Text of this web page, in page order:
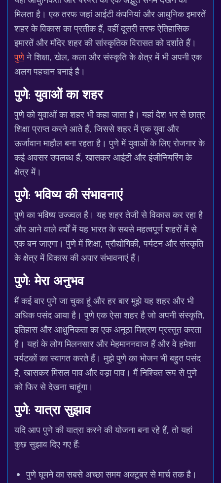
मिलता है। एक तरफ जहां आईटी कंपनियां और आधुनिक इमारतें
शहर के विकास का प्रतीक हैं, वहीं दूसरी तरफ ऐतिहासिक
इमारतें और मंदिर शहर की सांस्कृतिक विरासत को दर्शाते हैं।
पुणेने शिक्षा, खेल, कला और संस्कृति के क्षेत्र में भी अपनी एक
अलग पहचान बनाई है।
पुणे: युवाओं का शहर
पुणे को युवाओं का शहर भी कहा जाता है। यहां देश भर से छात्र
शिक्षा प्राप्त करने आते हैं, जिससे शहर में एक युवा और
ऊर्जावान माहौल बना रहता है। पुणे में युवाओं के लिए रोजगार के
कई अवसर उपलब्ध हैं, खासकर आईटी और इंजीनियरिंग के
क्षेत्र में।
पुणे: भविष्य की संभावनाएं
पुणे का भविष्य उज्ज्वल है। यह शहर तेजी से विकास कर रहा है
और आने वाले वर्षों में यह भारत के सबसे महत्वपूर्ण शहरों में से
एक बन जाएगा। पुणे में शिक्षा, प्रौद्योगिकी, पर्यटन और संस्कृति
के क्षेत्र में विकास की अपार संभावनाएं हैं।
पुणे: मेरा अनुभव
मैं कई बार पुणे जा चुका हूं और हर बार मुझे यह शहर और भी
अधिक पसंद आया है। पुणे एक ऐसा शहर है जो अपनी संस्कृति,
इतिहास और आधुनिकता का एक अनूठा मिश्रण प्रस्तुत करता
है। यहां के लोग मिलनसार और मेहमाननवाज हैं और वे हमेशा
पर्यटकों का स्वागत करते हैं। मुझे पुणे का भोजन भी बहुत पसंद
है, खासकर मिसल पाव और वड़ा पाव। मैं निश्चित रूप से पुणे
को फिर से देखना चाहूंगा।
पुणे: यात्रा सुझाव
यदि आप पुणे की यात्रा करने की योजना बना रहे हैं, तो यहां
कुछ सुझाव दिए गए हैं:
पुणे घूमने का सबसे अच्छा समय अक्टूबर से मार्च तक है।